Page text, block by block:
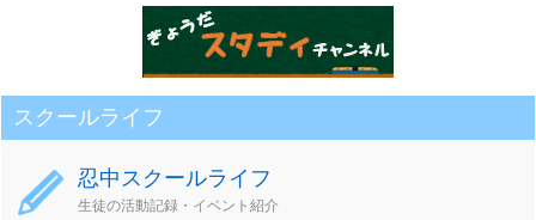
スクールライフ
忍中スクールライフ
生徒の活動記録・イベント紹介